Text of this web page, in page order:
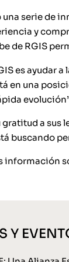
una serie de
y
de RGIS
es ayudar
en una
gratitud a sus
buscando
información
Y